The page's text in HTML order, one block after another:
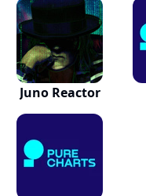
Juno Reactor